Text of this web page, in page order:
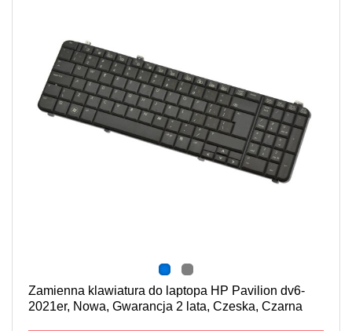
Zamienna klawiatura do laptopa HP Pavilion dv6-
2021er, Nowa, Gwarancja 2 lata, Czeska, Czarna